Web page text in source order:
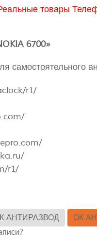
товары
6700»
самостоятельного
r1/
r1/
АНТИРАЗВОД ОК